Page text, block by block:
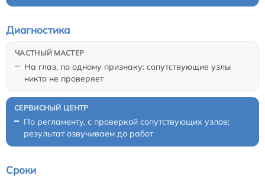
На глаз, по одному признаку: сопутствующие узлы
никто не проверяет
Диагностика
По регламенту, с проверкой сопутствующих узлов;
результат озвучиваем до работ
Сроки